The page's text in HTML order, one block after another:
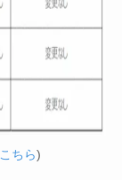
こちら)